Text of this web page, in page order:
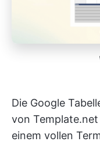
Die Google
von
einem vollen